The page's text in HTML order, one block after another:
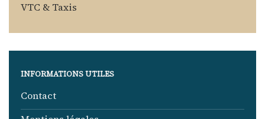
VTC & Taxis
INFORMATIONS UTILES
Contact